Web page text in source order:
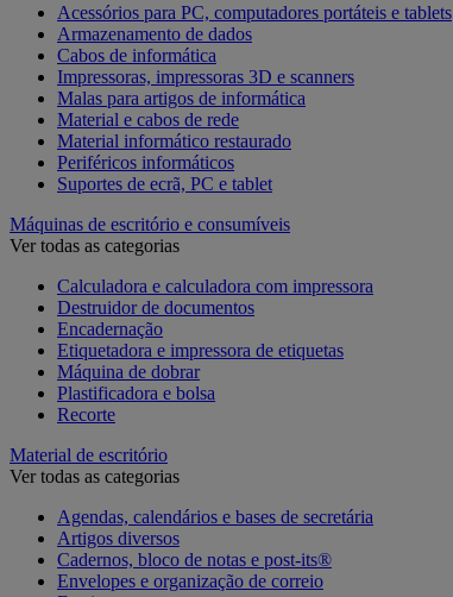
Acessórios para PC, computadores portáteis e tablets
Armazenamento de dados
Cabos de informática
Impressoras, impressoras 3D e scanners
Malas para artigos de informática
Material e cabos de rede
Material informático restaurado
Periféricos informáticos
Suportes de ecrã, PC e tablet
Máquinas de escritório e consumíveis
Ver todas as categorias
Calculadora e calculadora com impressora
Destruidor de documentos
Encadernação
Etiquetadora e impressora de etiquetas
Máquina de dobrar
Plastificadora e bolsa
Recorte
Material de escritório
Ver todas as categorias
Agendas, calendários e bases de secretária
Artigos diversos
Cadernos, bloco de notas e post-its®
Envelopes e organização de correio